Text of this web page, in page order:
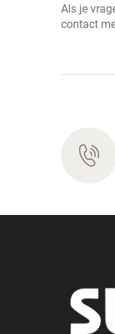
Als je
contact